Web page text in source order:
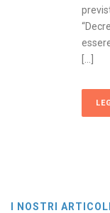
I NOSTRI ARTICOLI